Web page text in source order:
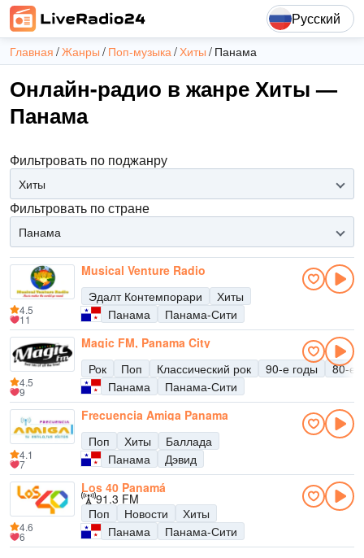
Русский
Главная Жанры Поп-музыка Хиты Панама
Онлайн-радио в жанре Хиты —
Панама
Фильтровать по поджанру
Хиты
Фильтровать по стране
Панама
Musical Venture Radio
Эдалт Контемпорари
Хиты
Панама
Панама-Сити
4.5
11
Magic FM, Panama City
Рок
Поп Классический рок 90-е годы
80-е
Панама
Панама-Сити
4.5
9
Frecuencia Amiga Panama
Поп
Хиты
Баллада
Панама
Дэвид
4.1
7
Los 40 Panamá
91.3 FM
Поп
Новости
Хиты
Панама
Панама-Сити
4.6
6